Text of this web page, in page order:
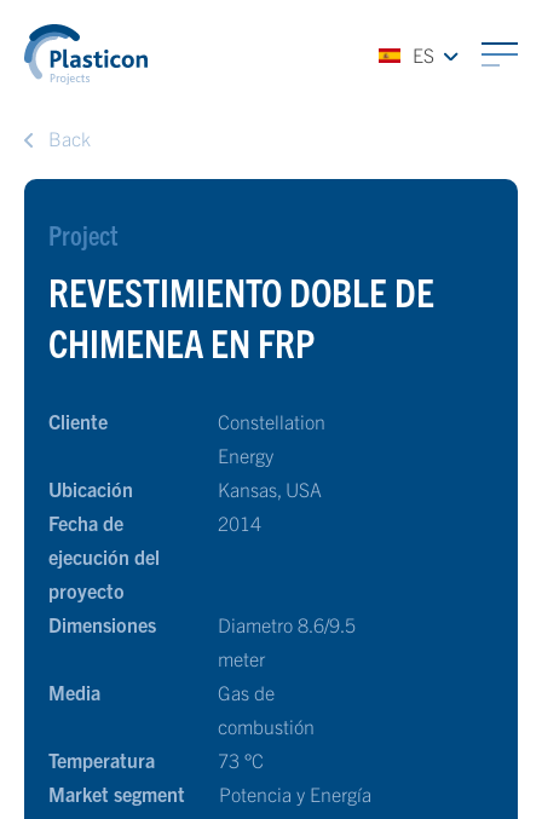
ES
Back
Project
REVESTIMIENTO DOBLE DE
CHIMENEA EN FRP
Cliente
Constellation
Energy
Ubicación
Kansas, USA
Fecha de
ejecución del
proyecto
2014
Dimensiones
Diametro 8.6/9.5
meter
Media
Gas de
combustión
Temperatura
73 °C
Market segment
Potencia y Energía